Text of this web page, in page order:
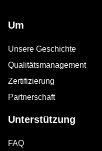
Um
Unsere Geschichte
Qualitätsmanagement
Zertifizierung
Partnerschaft
Unterstützung
FAQ